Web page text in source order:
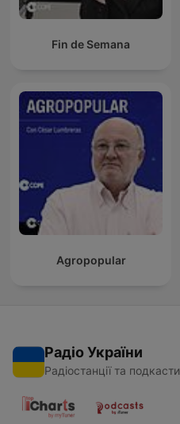
Fin de Semana
Agropopular
Радіо України
Радіостанції та подкасти